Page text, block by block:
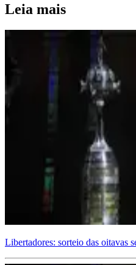
Leia mais
Libertadores: sorteio das oitavas